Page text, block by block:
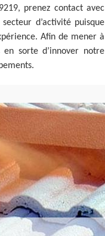
prenez contact avec
d’activité puisque
Afin de mener à
en sorte d’innover notre